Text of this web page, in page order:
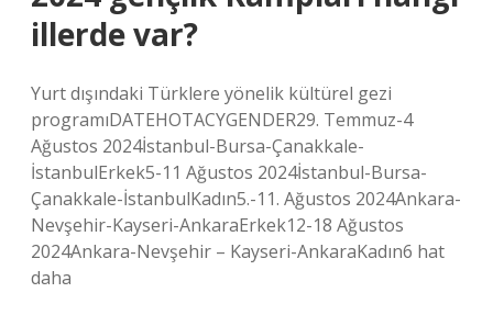
illerde var?
Yurt dışındaki Türklere yönelik kültürel gezi
programıDATEHOTACYGENDER29. Temmuz-4
Ağustos 2024İstanbul-Bursa-Çanakkale-
İstanbulErkek5-11 Ağustos 2024İstanbul-Bursa-
Çanakkale-İstanbulKadın5.-11. Ağustos 2024Ankara-
Nevşehir-Kayseri-AnkaraErkek12-18 Ağustos
2024Ankara-Nevşehir – Kayseri-AnkaraKadın6 hat
daha